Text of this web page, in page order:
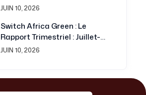
Projet Switch Africa Green
JUIN 10, 2026
Switch Africa Green : Le
Rapport Trimestriel : Juillet-
Septembre 2016 Est
JUIN 10, 2026